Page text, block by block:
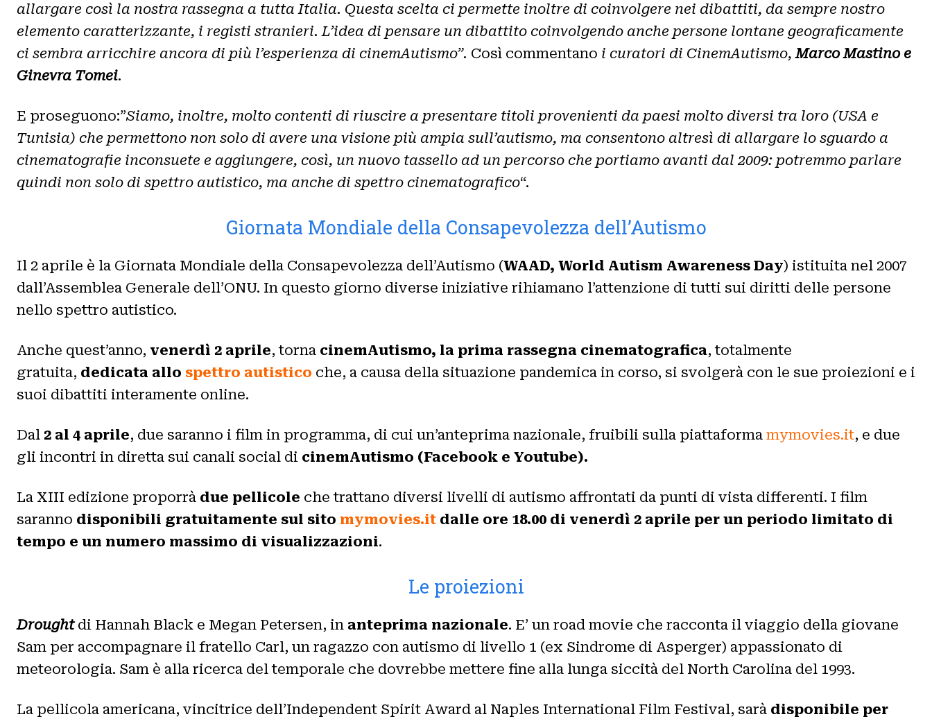
allargare così la nostra rassegna a tutta Italia. Questa scelta ci permette inoltre di coinvolgere nei dibattiti, da sempre nostro
elemento caratterizzante, i registi stranieri. L’idea di pensare un dibattito coinvolgendo anche persone lontane geograficamente
ci sembra arricchire ancora di più l’esperienza di cinemAutismo”. Così commentano i curatori di CinemAutismo,Marco Mastino e
Ginevra Tomei.
E proseguono:”Siamo, inoltre, molto contenti di riuscire a presentare titoli provenienti da paesi molto diversi tra loro (USA e
Tunisia) che permettono non solo di avere una visione più ampia sull’autismo, ma consentono altresì di allargare lo sguardo a
cinematografie inconsuete e aggiungere, così, un nuovo tassello ad un percorso che portiamo avanti dal 2009: potremmo parlare
quindi non solo di spettro autistico, ma anche di spettro cinematografico“.
Giornata Mondiale della Consapevolezza dell’Autismo
Il 2 aprile è la Giornata Mondiale della Consapevolezza dell’Autismo (WAAD, World Autism Awareness Day) istituita nel 2007
dall’Assemblea Generale dell’ONU. In questo giorno diverse iniziative rihiamano l’attenzione di tutti sui diritti delle persone
nello spettro autistico.
Anche quest’anno, venerdì 2 aprile, torna cinemAutismo, la prima rassegna cinematografica, totalmente
gratuita, dedicata allo spettro autistico che, a causa della situazione pandemica in corso, si svolgerà con le sue proiezioni e i
suoi dibattiti interamente online.
Dal 2 al 4 aprile, due saranno i film in programma, di cui un’anteprima nazionale, fruibili sulla piattaforma mymovies.it, e due
gli incontri in diretta sui canali social di cinemAutismo (Facebook e Youtube).
La XIII edizione proporrà due pellicole che trattano diversi livelli di autismo affrontati da punti di vista differenti. I film
saranno disponibili gratuitamente sul sito mymovies.it dalle ore 18.00 di venerdì 2 aprile per un periodo limitato di
tempo e un numero massimo di visualizzazioni.
Le proiezioni
Droughtdi Hannah Black e Megan Petersen, in anteprima nazionale. E’ un road movie che racconta il viaggio della giovane
Sam per accompagnare il fratello Carl, un ragazzo con autismo di livello 1 (ex Sindrome di Asperger) appassionato di
meteorologia. Sam è alla ricerca del temporale che dovrebbe mettere fine alla lunga siccità del North Carolina del 1993.
La pellicola americana, vincitrice dell’Independent Spirit Award al Naples International Film Festival, sarà disponibile per